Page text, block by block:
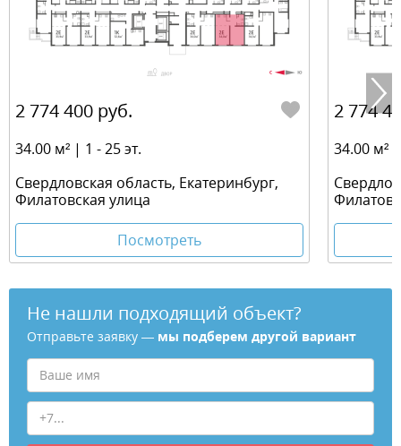
2 774 400 руб.
34.00 м² | 1 - 25 эт.
Свердловская область, Екатеринбург,
Филатовская улица
Посмотреть
2 774
34.00 м²
Не нашли подходящий объект?
Отправьте заявку — мы подберем другой вариант